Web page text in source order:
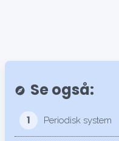
explore Se også:
1 Periodisk system